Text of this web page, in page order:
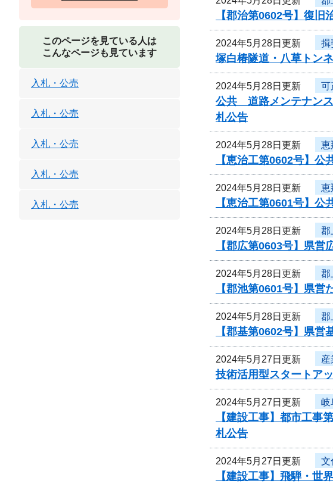
【郡治第0602号】復
2024年5月28日更新 揖
塚白椿隧道・八草トン
2024年5月28日更新 可
公共 道路メンテナン
札公告
2024年5月28日更新 恵
【恵治工第0602号】
2024年5月28日更新 恵
【恵治工第0601号】
2024年5月28日更新 郡
【郡広第0603号】県
2024年5月28日更新 郡
【郡池第0601号】県
2024年5月28日更新 郡
【郡基第0602号】県
2024年5月27日更新 産
技術活用型スタートア
2024年5月27日更新 岐
【建設工事】都市工
札公告
2024年5月27日更新 文
【建設工事】飛騨・世
このページを見ている人は
こんなページも見ています
入札・公売
入札・公売
入札・公売
入札・公売
入札・公売